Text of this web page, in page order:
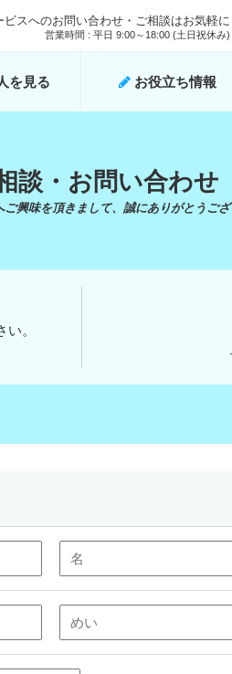
ビスへのお問い合わせ・ご相談はお気軽に
営業時間 : 平日 9:00～18:00 (土日祝休み)
を見る お役立ち情報
談・お問い合わせ
興味を頂きまして、誠にありがとうご
。